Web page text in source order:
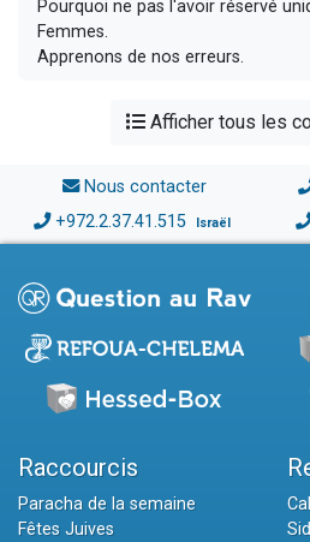
Pourquoi ne pas l'avoir réservé
Femmes.
Apprenons de nos erreurs.
Afficher tous les
Nous contacter
+972.2.37.41.515 Israël
Raccourcis
Paracha de la semaine
Fêtes Juives